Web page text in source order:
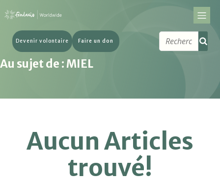
Devenir volontaire Faire un don
Au sujet de : MIEL
Aucun Articles
trouvé!